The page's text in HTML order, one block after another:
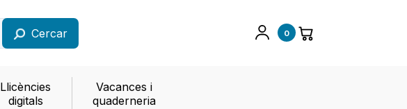
Cercar 0
Llicències
digitals
Vacances i
quaderneria